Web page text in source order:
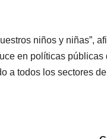
niños y niñas”,
en políticas
a todos los sectores